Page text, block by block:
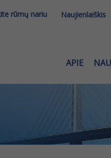
rūmų nariu Naujienlaiškis
APIE